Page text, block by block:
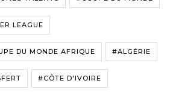
LEAGUE
DU MONDE AFRIQUE #ALGÉRIE
#CÔTE D'IVOIRE